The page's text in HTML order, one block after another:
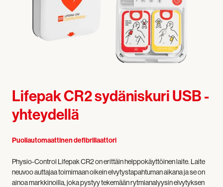
Lifepak CR2 sydäniskuri USB -
yhteydellä
Puoliautomaattinen defibrillaattori
Physio-Control Lifepak CR2 on erittäin helppokäyttöinen laite. Laite
neuvoo auttajaa toimimaan oikein elvytystapahtuman aikana ja se on
ainoa markkinoilla, joka pystyy tekemään rytmianalyysin elvytyksen